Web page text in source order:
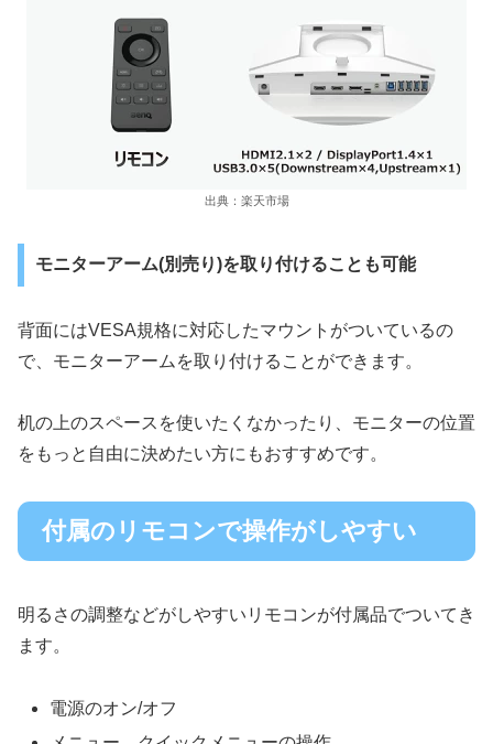
出典：楽天市場
モニターアーム(別売り)を取り付けることも可能
背面にはVESA規格に対応したマウントがついているの
で、モニターアームを取り付けることができます。
机の上のスペースを使いたくなかったり、モニターの位置
をもっと自由に決めたい方にもおすすめです。
付属のリモコンで操作がしやすい
明るさの調整などがしやすいリモコンが付属品でついてき
ます。
電源のオン/オフ